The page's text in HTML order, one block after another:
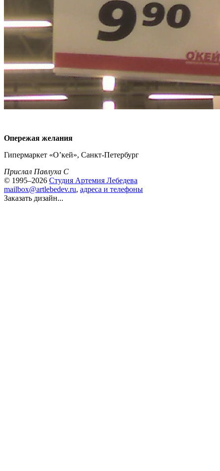
Опережая желания
Гипермаркет «О’кей», Санкт-Петербург
Прислал Павлуха С
© 1995–2026 Студия Артемия Лебедева
mailbox@artlebedev.ru, адреса и телефоны
Заказать дизайн...